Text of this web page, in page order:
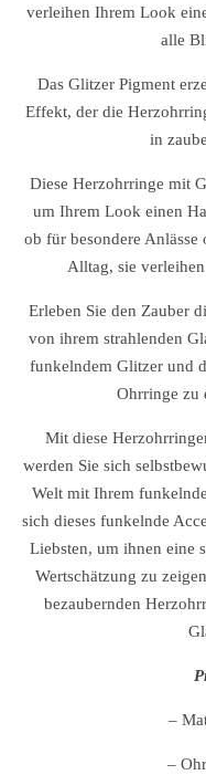
verleihen Ihrem Look
alle
Das Glitzer Pigment
Effekt, der die
in
Diese Herzohrringe mit
um Ihrem Look einen
ob für besondere
Alltag, sie
Erleben Sie den Zauber
von ihrem strahlenden
funkelndem Glitzer und
Ohrringe zu
Mit diese
werden Sie sich
Welt mit Ihrem
sich dieses funkelnde
Liebsten, um ihnen eine
Wertschätzung zu
bezaubernden
–
–